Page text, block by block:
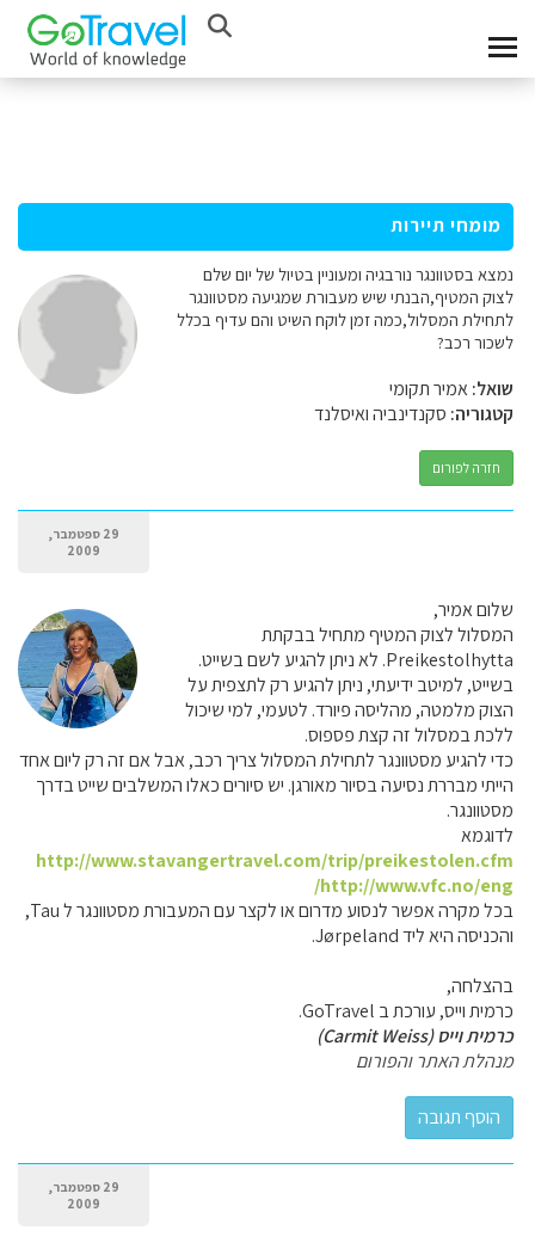
מומחי תיירות
נמצא בסטוונגר נורבגיה ומעוניין בטיול של יום שלם
לצוק המטיף,הבנתי שיש מעבורת שמגיעה מסטוונגר
לתחילת המסלול,כמה זמן לוקח השיט והם עדיף בכלל
לשכור רכב?
שואל:אמיר תקומי
קטגוריה: סקנדינביה ואיסלנד
חזרה לפורום
29 ספטמבר,
2009
שלום אמיר,
המסלול לצוק המטיף מתחיל בבקתת
Preikestolhytta. לא ניתן להגיע לשם בשייט.
בשייט, למיטב ידיעתי, ניתן להגיע רק לתצפית על
הצוק מלמטה, מהליסה פיורד. לטעמי, למי שיכול
ללכת במסלול זה קצת פספוס.
כדי להגיע מסטוונגר לתחילת המסלול צריך רכב, אבל אם זה רק ליום אחד
הייתי מבררת נסיעה בסיור מאורגן. יש סיורים כאלו המשלבים שייט בדרך
מסטוונגר.
לדוגמא
http://www.stavangertravel.com/trip/preikestolen.cfm
http://www.vfc.no/eng/
בכל מקרה אפשר לנסוע מדרום או לקצר עם המעבורת מסטוונגר ל Tau,
והכניסה היא ליד Jørpeland.
בהצלחה,
כרמית וייס, עורכת ב GoTravel.
כרמית וייס (Carmit Weiss)
מנהלת האתר והפורום
29 ספטמבר,
2009